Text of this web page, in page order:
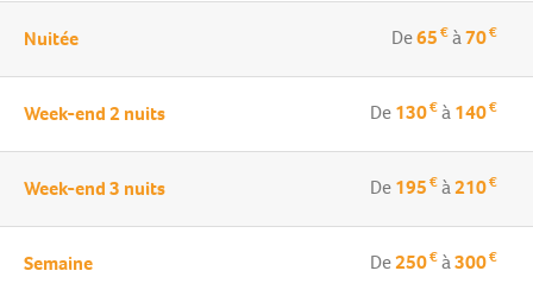
Nuitée De65€à70€
Week-end 2 nuits De130€à140€
Week-end 3 nuits De195€à210€
Semaine De250€à300€